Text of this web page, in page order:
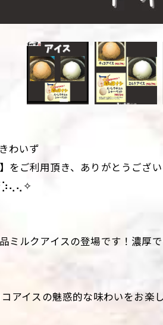
わいず
ご利用頂き、ありがとうござい
ミルクアイスの登場です！濃厚
アイスの魅惑的な味わいをお